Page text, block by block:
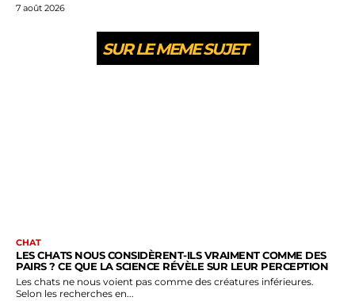
7 août 2026
SUR LE MEME SUJET
CHAT
LES CHATS NOUS CONSIDÈRENT-ILS VRAIMENT COMME DES
PAIRS ? CE QUE LA SCIENCE RÉVÈLE SUR LEUR PERCEPTION
Les chats ne nous voient pas comme des créatures inférieures.
Selon les recherches en...